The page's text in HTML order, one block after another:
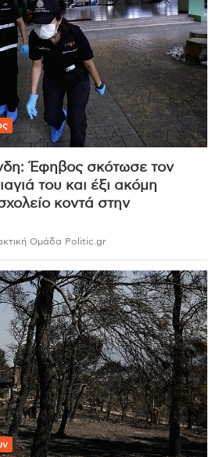
Έφηβος σκότωσε τον
του και έξι ακόμη
κοντά στην
Ομάδα Politic.gr